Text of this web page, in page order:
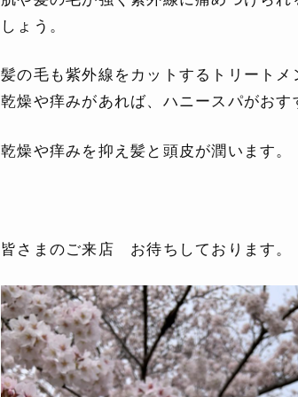
しょう。
髪の毛も紫外線をカットするトリート
乾燥や痒みがあれば、ハニースパがおす
乾燥や痒みを抑え髪と頭皮が潤います。
皆さまのご来店 お待ちしております。